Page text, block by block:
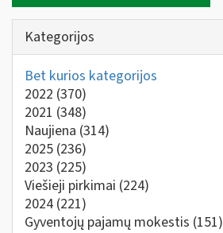
Kategorijos
Bet kurios kategorijos
2022 (370)
2021 (348)
Naujiena (314)
2025 (236)
2023 (225)
Viešieji pirkimai (224)
2024 (221)
Gyventojų pajamų mokestis (151)